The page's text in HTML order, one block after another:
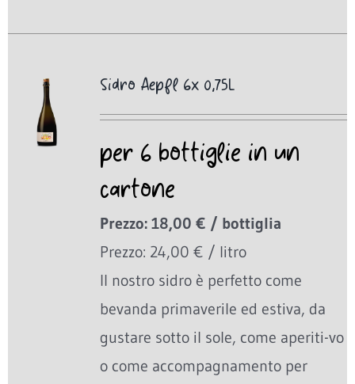
Sidro Aepfl 6x 0,75L
per 6 bottiglie in un
cartone
Prezzo: 18,00 € / bottiglia
Prezzo: 24,00 € / litro
Il nostro sidro è perfetto come
bevanda primaverile ed estiva, da
gustare sotto il sole, come aperiti-vo
o come accompagnamento per